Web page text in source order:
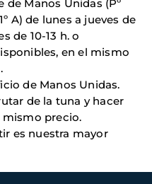
de Manos Unidas (Pº
A) de lunes a jueves de
de 10-13 h. o
en el mismo
de Manos Unidas.
de la tuna y hacer
precio.
es nuestra mayor